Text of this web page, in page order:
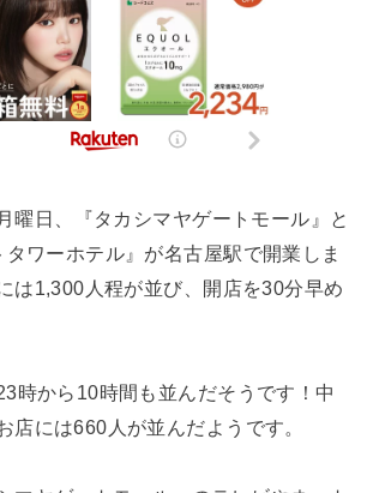
曜日、『タカシマヤゲートモール』と
タワーホテル』が名古屋駅で開業しま
は1,300人程が並び、開店を30分早め
時から10時間も並んだそうです！中
店には660人が並んだようです。